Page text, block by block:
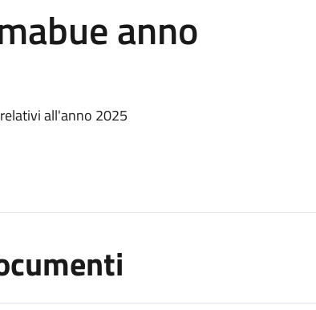
anno
all'anno 2025